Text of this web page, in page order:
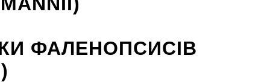
ФАЛЕНОПСИСІВ